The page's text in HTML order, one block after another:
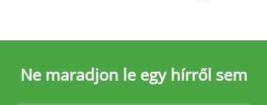
Ne maradjon le egy hírről sem